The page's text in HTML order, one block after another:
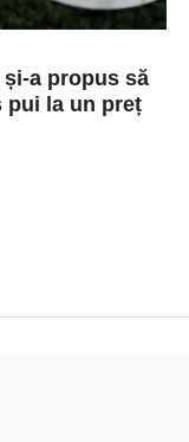
a propus să
pui la un preț